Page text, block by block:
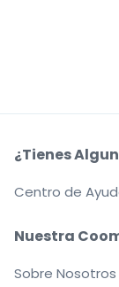
Nuestra
Sobre Nosotros
¿Tienes
Centro de